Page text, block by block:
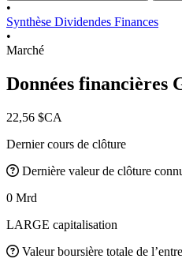
•
Synthèse Dividendes Finances
•
Marché
Données
22,56 $CA
Dernier cours de clôture
Dernière valeur de clôture
0 Mrd
LARGE capitalisation
Valeur boursière totale de